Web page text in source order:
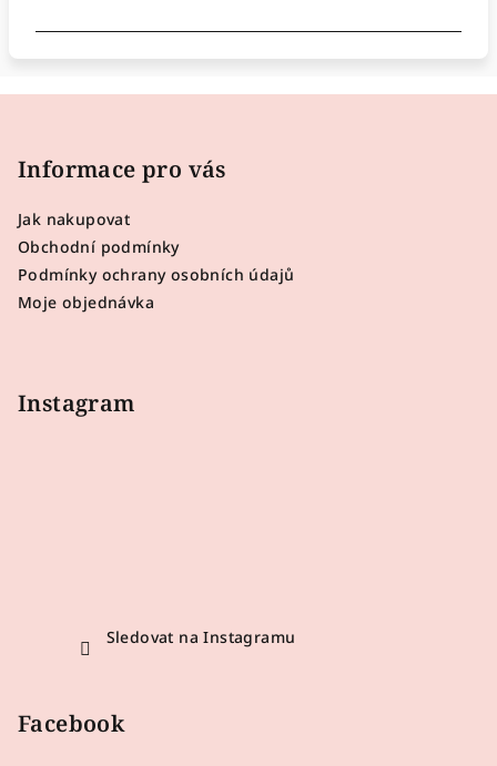
Informace pro vás
Jak nakupovat
Obchodní podmínky
Podmínky ochrany osobních údajů
Moje objednávka
Instagram
Sledovat na Instagramu
Facebook